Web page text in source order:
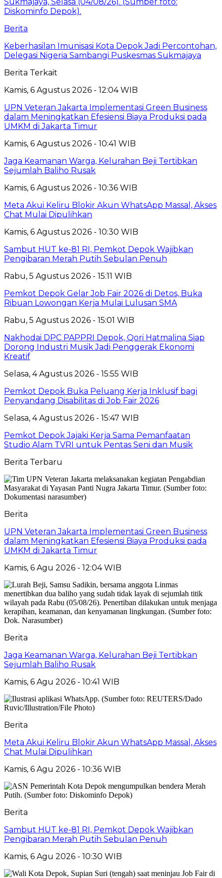
Berita
Keberhasilan Imunisasi Kota Depok Jadi Percontohan,
Delegasi Nigeria Sambangi Puskesmas Sukmajaya
Berita Terkait
Kamis, 6 Agustus 2026 - 12:04 WIB
UPN Veteran Jakarta Implementasi Green Business
dalam Meningkatkan Efesiensi Biaya Produksi pada
UMKM di Jakarta Timur
Kamis, 6 Agustus 2026 - 10:41 WIB
Jaga Keamanan Warga, Kelurahan Beji Tertibkan
Sejumlah Baliho Rusak
Kamis, 6 Agustus 2026 - 10:36 WIB
Meta Akui Keliru Blokir Akun WhatsApp Massal, Akses
Chat Mulai Dipulihkan
Kamis, 6 Agustus 2026 - 10:30 WIB
Sambut HUT ke-81 RI, Pemkot Depok Wajibkan
Pengibaran Merah Putih Sebulan Penuh
Rabu, 5 Agustus 2026 - 15:11 WIB
Pemkot Depok Gelar Job Fair 2026 di Detos, Buka
Ribuan Lowongan Kerja Mulai Lulusan SMA
Rabu, 5 Agustus 2026 - 15:01 WIB
Nakhodai DPC PAPPRI Depok, Qori Hatmalina Siap
Dorong Industri Musik Jadi Penggerak Ekonomi
Kreatif
Selasa, 4 Agustus 2026 - 15:55 WIB
Pemkot Depok Buka Peluang Kerja Inklusif bagi
Penyandang Disabilitas di Job Fair 2026
Selasa, 4 Agustus 2026 - 15:47 WIB
Pemkot Depok Jajaki Kerja Sama Pemanfaatan
Studio Alam TVRI untuk Pentas Seni dan Musik
Berita Terbaru
Berita
UPN Veteran Jakarta Implementasi Green Business
dalam Meningkatkan Efesiensi Biaya Produksi pada
UMKM di Jakarta Timur
Kamis, 6 Agu 2026 - 12:04 WIB
Berita
Jaga Keamanan Warga, Kelurahan Beji Tertibkan
Sejumlah Baliho Rusak
Kamis, 6 Agu 2026 - 10:41 WIB
Berita
Meta Akui Keliru Blokir Akun WhatsApp Massal, Akses
Chat Mulai Dipulihkan
Kamis, 6 Agu 2026 - 10:36 WIB
Berita
Sambut HUT ke-81 RI, Pemkot Depok Wajibkan
Pengibaran Merah Putih Sebulan Penuh
Kamis, 6 Agu 2026 - 10:30 WIB